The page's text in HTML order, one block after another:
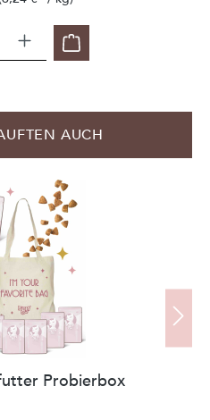
AUCH
Probierbox